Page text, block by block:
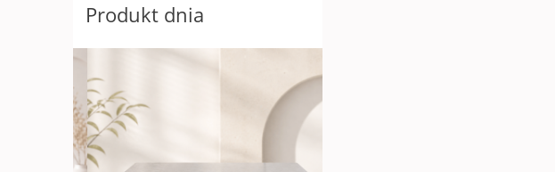
Produkt dnia